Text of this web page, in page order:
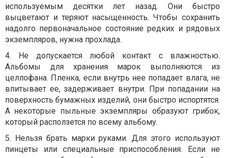
используемым десятки лет назад. Они быстро
выцветают и теряют насыщенность. Чтобы сохранить
надолго первоначальное состояние редких и рядовых
экземпляров, нужна прохлада.
4. Не допускается любой контакт с влажностью.
Альбомы для хранения марок выполняются из
целлофана. Пленка, если внутрь нее попадает влага, не
впитывает ее, задерживает внутри. При попадании на
поверхность бумажных изделий, они быстро испортятся.
А некоторые пыльные экземпляры образуют грибок,
который расползется по всему альбому.
5. Нельзя брать марки руками. Для этого используют
пинцеты или специальные приспособления. Если не